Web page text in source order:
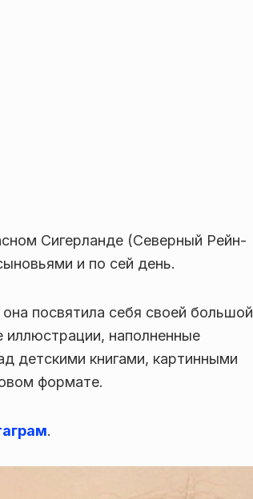
Сигерланде (Северный Рейн-
и по сей день.
посвятила себя своей большой
наполненные
детскими книгами, картинными
формате.
.